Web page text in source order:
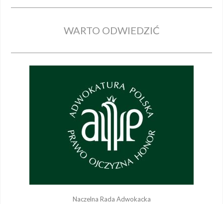
WARTO ODWIEDZIĆ
Naczelna Rada Adwokacka